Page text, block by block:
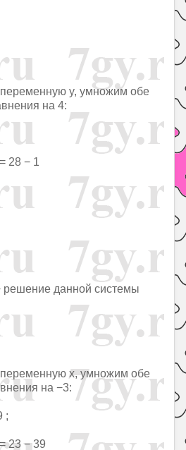
y, умножим обе
на 4:
28 − 1
решение данной системы
x, умножим обе
на −3:
;
23 − 39